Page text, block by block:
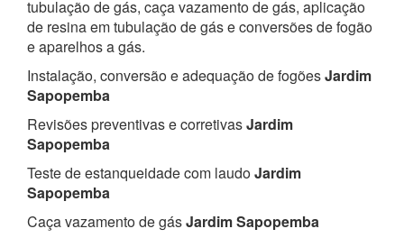
tubulação de gás, caça vazamento de gás, aplicação
de resina em tubulação de gás e conversões de fogão
e aparelhos a gás.
Instalação, conversão e adequação de fogõesJardim
Sapopemba
Revisões preventivas e corretivasJardim
Sapopemba
Teste de estanqueidade com laudoJardim
Sapopemba
Caça vazamento de gásJardim Sapopemba